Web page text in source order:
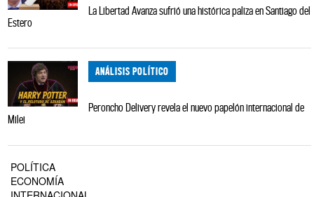
La Libertad Avanza sufrió una histórica paliza en Santiago del
Estero
ANÁLISIS POLÍTICO
Peroncho Delivery revela el nuevo papelón internacional de
Milei
POLÍTICA
ECONOMÍA